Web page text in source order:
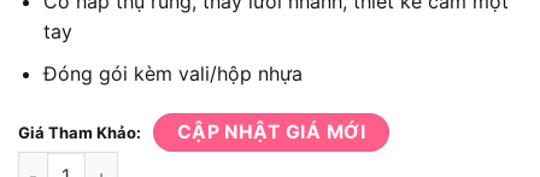
tay
Đóng gói kèm vali/hộp nhựa
Giá Tham Khảo: CẬP NHẬT GIÁ MỚI
Máy cưa DCA ADJF22DM số lượng